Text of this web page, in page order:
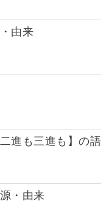
由来
進も三進も】の語
・由来